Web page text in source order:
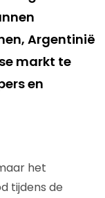
Argentinië
markt te
en
het
tijdens de